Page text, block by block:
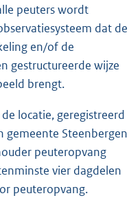
peuters wordt
dat de
en/of de
gestructureerde wijze
brengt.
locatie, geregistreerd
gemeente Steenbergen
peuteropvang
vier dagdelen
peuteropvang.